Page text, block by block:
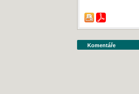
Komentáře